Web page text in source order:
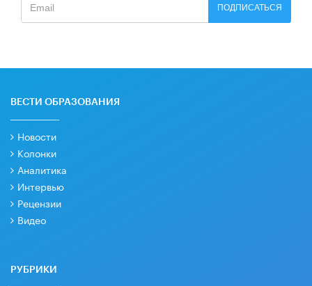
ПОДПИСАТЬСЯ
ВЕСТИ ОБРАЗОВАНИЯ
Новости
Колонки
Аналитика
Интервью
Рецензии
Видео
РУБРИКИ